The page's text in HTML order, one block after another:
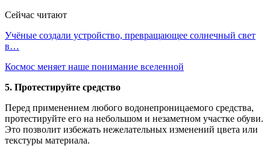
Сейчас читают
Учёные создали устройство, превращающее солнечный свет
в…
Космос меняет наше понимание вселенной
5. Протестируйте средство
Перед применением любого водонепроницаемого средства,
протестируйте его на небольшом и незаметном участке обуви.
Это позволит избежать нежелательных изменений цвета или
текстуры материала.